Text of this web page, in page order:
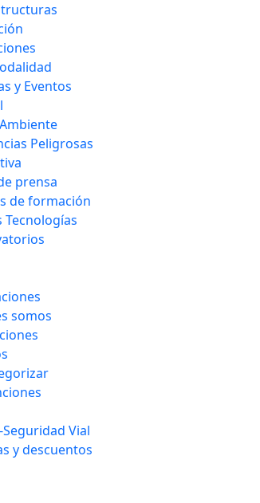
y Eventos
Peligrosas
prensa
de formación
Tecnologías
somos
Vial
y descuentos